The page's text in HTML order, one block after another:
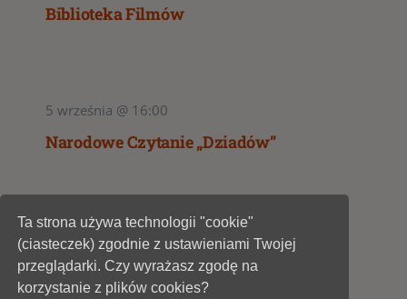
Biblioteka Filmów
5 września @ 16:00
Narodowe Czytanie „Dziadów”
1
Ta strona używa technologii "cookie"
(ciasteczek) zgodnie z ustawieniami Twojej
przeglądarki. Czy wyrażasz zgodę na
korzystanie z plików cookies?